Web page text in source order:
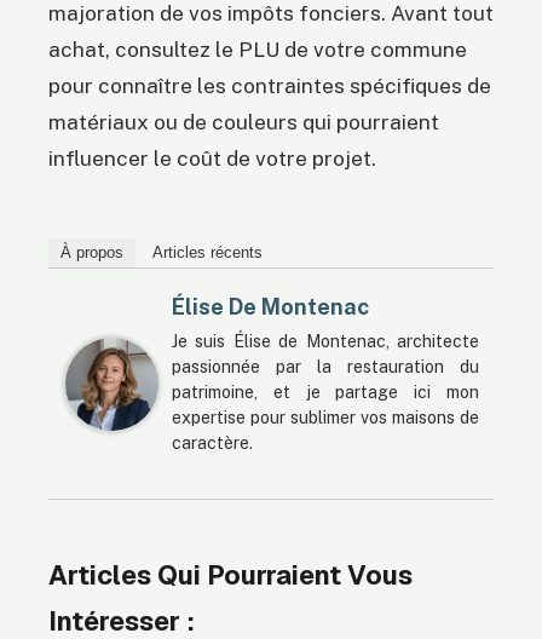
majoration de vos impôts fonciers. Avant tout
achat, consultez le PLU de votre commune
pour connaître les contraintes spécifiques de
matériaux ou de couleurs qui pourraient
influencer le coût de votre projet.
À propos Articles récents
Élise De Montenac
Je suis Élise de Montenac, architecte
passionnée par la restauration du
patrimoine, et je partage ici mon
expertise pour sublimer vos maisons de
caractère.
Articles Qui Pourraient Vous
Intéresser :